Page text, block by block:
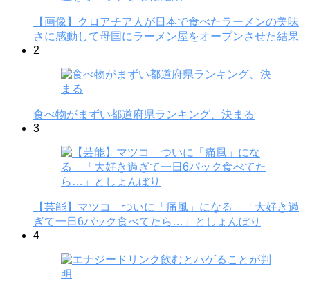
【画像】クロアチア人が日本で食べたラーメンの美味
さに感動して母国にラーメン屋をオープンさせた結果
2
食べ物がまずい都道府県ランキング、決まる
3
【芸能】マツコ ついに「痛風」になる 「大好き過
ぎて一日6パック食べてたら…」としょんぼり
4